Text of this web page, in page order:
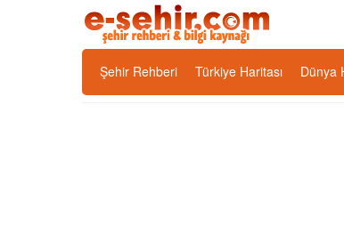
Şehir Rehberi Türkiye Haritası Dünya